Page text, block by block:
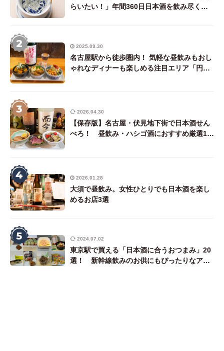
らいたい！」年間360日日本酒を飲み尽くす
2025.09.30
2
名古屋駅から徒歩圏内！ 気軽な昼飲みもおし
ゃれなディナーも楽しめる注目エリア「円頓
2026.04.30
3
【保存版】名古屋・伏見地下街で日本酒せん
べろ！ 昼飲み・ハシゴ酒におすすめ厳選18
2026.01.28
4
大須で昼飲み。女性ひとりでも日本酒を楽し
めるお店3選
2024.07.02
5
東京駅で買える「日本酒に合うおつまみ」20
選！ 新幹線飲みのお供にもぴったりなアテ